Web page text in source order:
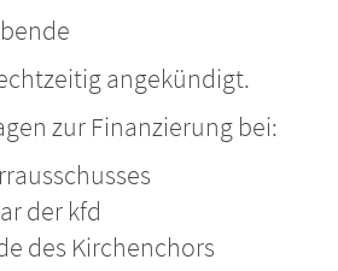
angekündigt.
zur Finanzierung bei:
der kfd
des Kirchenchors